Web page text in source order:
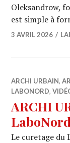
Oleksandrow,
est simple à
3 AVRIL 2026
ARCHI URBAIN,
LABONORD,
ARCHI
Le curetage du